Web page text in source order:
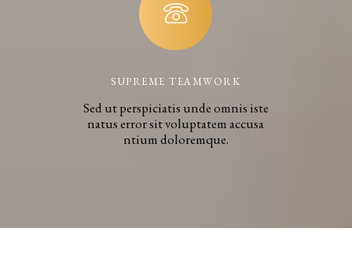
SUPREME TEAMWORK
Sed ut perspiciatis unde omnis iste
natus error sit voluptatem accusa
ntium doloremque.